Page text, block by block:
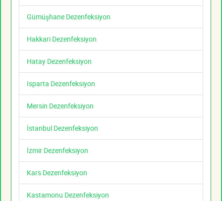
Gümüşhane Dezenfeksiyon
Hakkari Dezenfeksiyon
Hatay Dezenfeksiyon
Isparta Dezenfeksiyon
Mersin Dezenfeksiyon
İstanbul Dezenfeksiyon
İzmir Dezenfeksiyon
Kars Dezenfeksiyon
Kastamonu Dezenfeksiyon